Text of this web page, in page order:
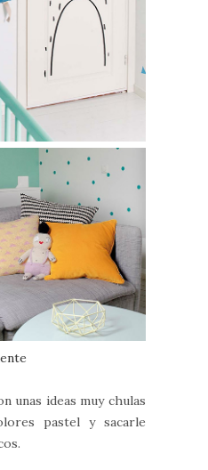
unas ideas muy chulas
pastel y sacarle